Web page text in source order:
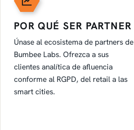
POR QUÉ SER PARTNER
Únase al ecosistema de partners de
Bumbee Labs. Ofrezca a sus
clientes analítica de afluencia
conforme al RGPD, del retail a las
smart cities.